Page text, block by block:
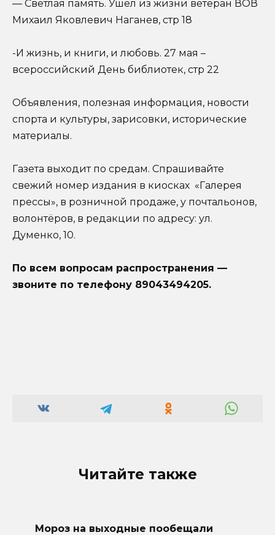
— Светлая память. Ушел из жизни ветеран ВОВ
Михаил Яковлевич Наганев, стр 18
-И жизнь, и книги, и любовь. 27 мая –
всероссийский День библиотек, стр 22
Объявления, полезная информация, новости
спорта и культуры, зарисовки, исторические
материалы.
Газета выходит по средам. Спрашивайте
свежий номер издания в киосках «Галерея
прессы», в розничной продаже, у почтальонов,
волонтёров, в редакции по адресу: ул.
Думенко, 10.
По всем вопросам распространения —
звоните по телефону 89043494205.
Читайте также
Мороз на выходные пообещали